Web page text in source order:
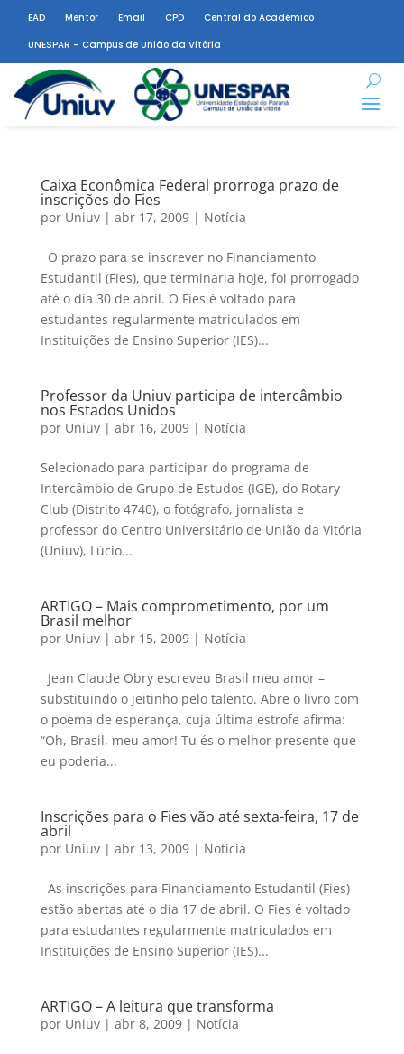
EAD Mentor Email CPD
Central do Acadêmico
UNESPAR – Campus de União da Vitória
Caixa Econômica Federal prorroga prazo de
inscrições do Fies
por Uniuv| abr 17, 2009| Notícia
O prazo para se inscrever no Financiamento
Estudantil (Fies), que terminaria hoje, foi prorrogado
até o dia 30 de abril. O Fies é voltado para
estudantes regularmente matriculados em
Instituições de Ensino Superior (IES)...
Professor da Uniuv participa de intercâmbio
nos Estados Unidos
por Uniuv| abr 16, 2009| Notícia
Selecionado para participar do programa de
Intercâmbio de Grupo de Estudos (IGE), do Rotary
Club (Distrito 4740), o fotógrafo, jornalista e
professor do Centro Universitário de União da Vitória
(Uniuv), Lúcio...
ARTIGO – Mais comprometimento, por um
Brasil melhor
por Uniuv| abr 15, 2009| Notícia
Jean Claude Obry escreveu Brasil meu amor –
substituindo o jeitinho pelo talento. Abre o livro com
o poema de esperança, cuja última estrofe afirma:
“Oh, Brasil, meu amor! Tu és o melhor presente que
eu poderia...
Inscrições para o Fies vão até sexta-feira, 17 de
abril
por Uniuv| abr 13, 2009| Notícia
As inscrições para Financiamento Estudantil (Fies)
estão abertas até o dia 17 de abril. O Fies é voltado
para estudantes regularmente matriculados em
Instituições de Ensino Superior (IES)...
ARTIGO – A leitura que transforma
por Uniuv| abr 8, 2009| Notícia